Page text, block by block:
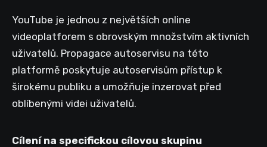
YouTube je jednou z největších online
videoplatforem s obrovským množstvím aktivních
uživatelů. Propagace autoservisu na této
platformě poskytuje autoservisům přístup k
širokému publiku a umožňuje inzerovat před
oblíbenými videi uživatelů.
Cílení na specifickou cílovou skupinu